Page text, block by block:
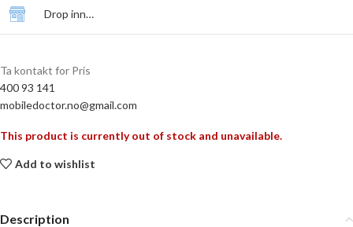
Drop inn…
Ta kontakt for Pris
400 93 141
mobiledoctor.no@gmail.com
This product is currently out of stock and unavailable.
Add to wishlist
Description